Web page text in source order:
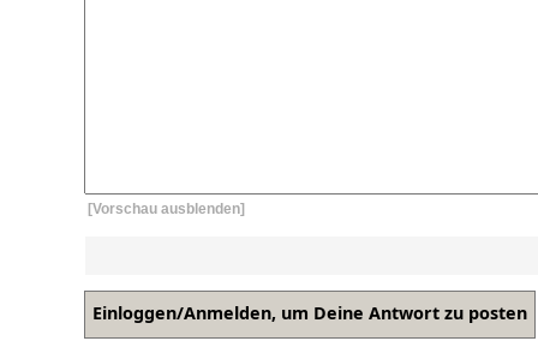
[Vorschau ausblenden]